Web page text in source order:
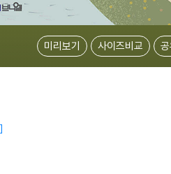
미리보기 사이즈비교